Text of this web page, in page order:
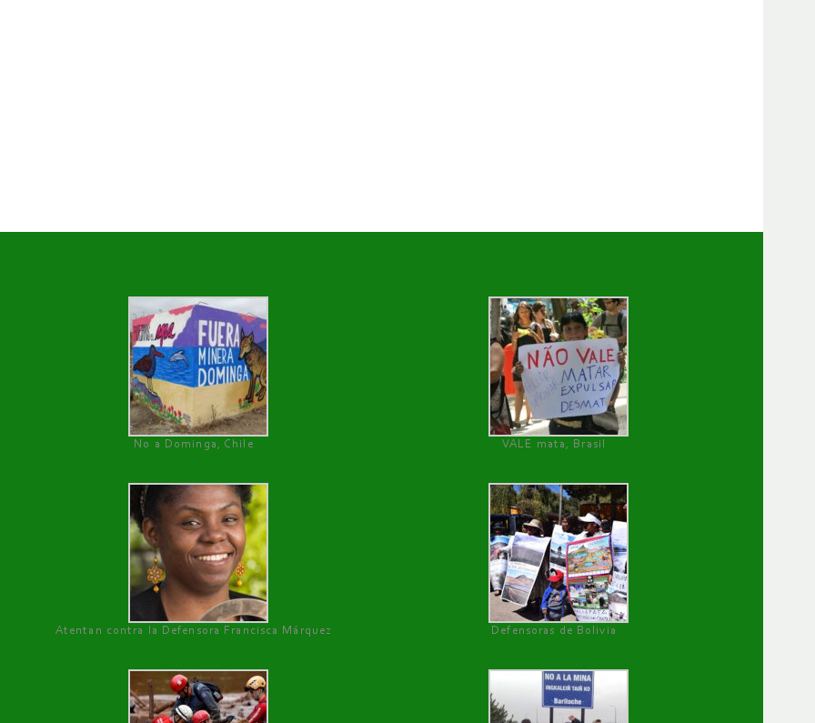
No a Dominga, Chile
VALE mata, Brasil
Atentan contra la Defensora Francisca Márquez Defensoras de Bolivia